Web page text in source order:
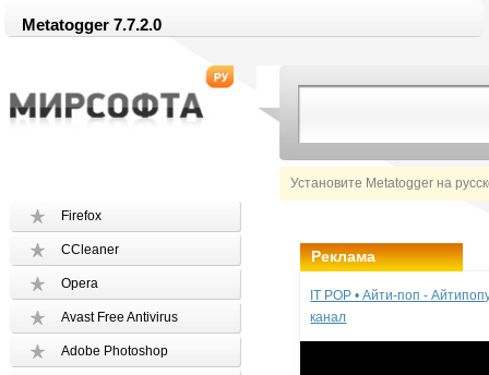
Metatogger 7.7.2.0
Установите Metatogger на
Firefox
CCleaner
Opera
Avast Free Antivirus
Adobe Photoshop
Реклама
IT POP • Айти-поп -
канал